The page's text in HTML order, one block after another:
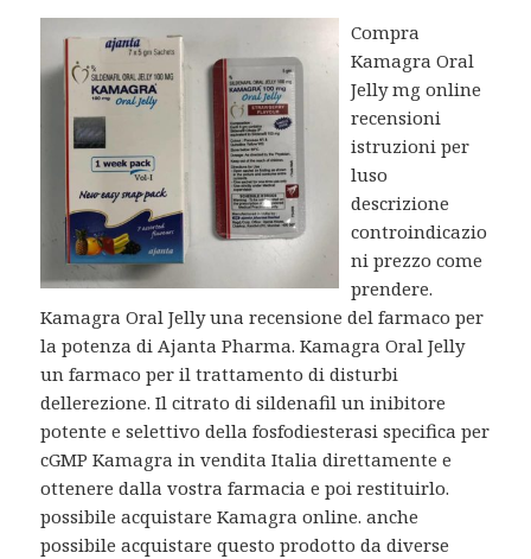
Compra
Kamagra Oral
Jelly mg online
recensioni
istruzioni per
luso
descrizione
controindicazio
ni prezzo come
prendere.
Kamagra Oral Jelly una recensione del farmaco per
la potenza di Ajanta Pharma. Kamagra Oral Jelly
un farmaco per il trattamento di disturbi
dellerezione. Il citrato di sildenafil un inibitore
potente e selettivo della fosfodiesterasi specifica per
cGMP Kamagra in vendita Italia direttamente e
ottenere dalla vostra farmacia e poi restituirlo.
possibile acquistare Kamagra online. anche
possibile acquistare questo prodotto da diverse